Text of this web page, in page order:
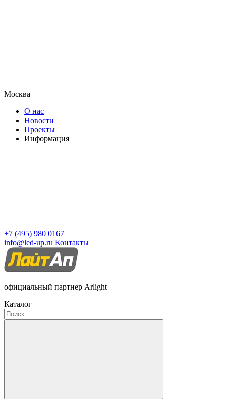
Москва
О нас
Новости
Проекты
Информация
+7 (495) 980 0167
info@led-up.ru Контакты
официальный партнер Arlight
Каталог